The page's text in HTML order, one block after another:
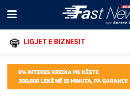
LIGJET E BIZNESIT